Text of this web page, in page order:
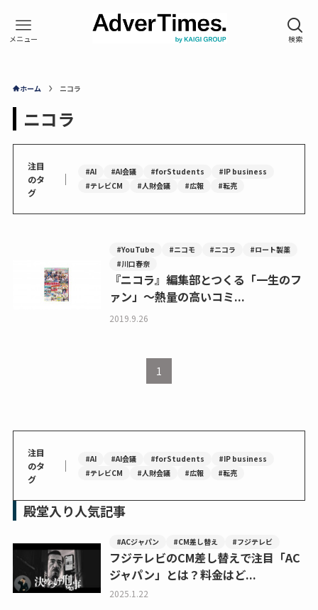
ホーム ニコラ
ニコラ
注目
のタ
グ
｜ #AI #AI会議 #forStudents
#IP business
#テレビCM
#人財会議 #広報 #転売
#YouTube #ニコモ #ニコラ
#ロート製薬
#川口春奈
『ニコラ』編集部とつくる「一生のフ
ァン」～熱量の高いコミ...
2019.9.26
1
注目
のタ
グ
｜ #AI #AI会議 #forStudents
#IP business
#テレビCM
#人財会議 #広報 #転売
殿堂入り人気記事
#ACジャパン #CM差し替え #フジテレビ
フジテレビのCM差し替えで注目「AC
ジャパン」とは？料金はど...
2025.1.22